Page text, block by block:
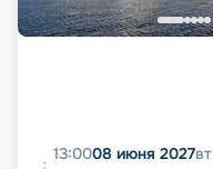
13:0008 июня 2027вт